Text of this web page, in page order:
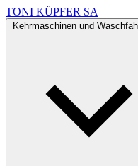
TONI KÜPFER SA